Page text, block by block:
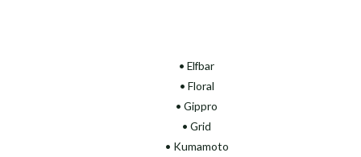
• Elfbar
• Floral
• Gippro
• Grid
• Kumamoto